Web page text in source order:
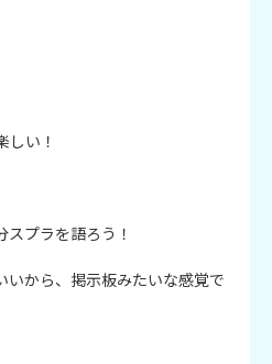
しい！
プラを語ろう！
いから、掲示板みたいな感覚で